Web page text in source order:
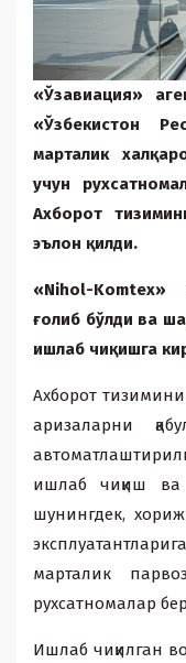
«Ўзавиация»
«Ўзбекистон
марталик
учун
Аxборот
эълон қилди.
«Nihol-Komtex»
ғолиб бўлди ва
ишлаб чиқишга
Аxборот
аризаларни
ишлаб чиқиш ва
шунингдек,
марталик
руxсатномалар
Ишлаб чиқилган